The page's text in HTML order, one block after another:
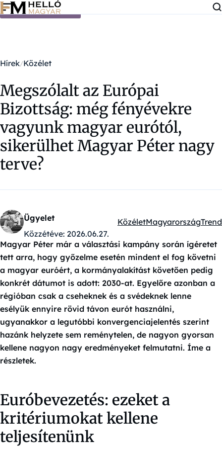
Ugrás a tartalomra
Hírek Közélet
Megszólalt az Európai
Bizottság: még fényévekre
vagyunk magyar eurótól,
sikerülhet Magyar Péter nagy
terve?
Ügyelet
Közzétéve: 2026.06.27.
Kategóriák:
KözéletMagyarországTrend
Magyar Péter már a választási kampány során ígéretet
tett arra, hogy győzelme esetén mindent el fog követni
a magyar euróért, a kormányalakítást követően pedig
konkrét dátumot is adott: 2030-at. Egyelőre azonban a
régióban csak a cseheknek és a svédeknek lenne
esélyük ennyire rövid távon eurót használni,
ugyanakkor a legutóbbi konvergenciajelentés szerint
hazánk helyzete sem reménytelen, de nagyon gyorsan
kellene nagyon nagy eredményeket felmutatni. Íme a
részletek.
Euróbevezetés: ezeket a
kritériumokat kellene
teljesítenünk